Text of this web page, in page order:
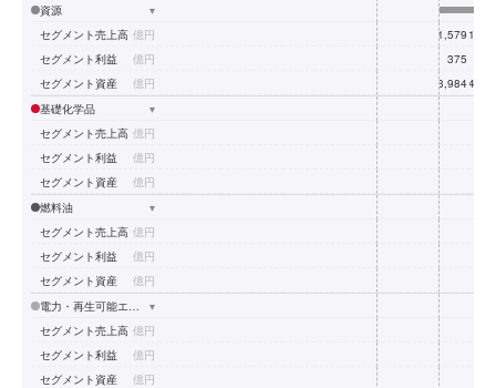
資源
▾
セグメント売上高 億円 1,579
セグメント利益
億円 375
セグメント資産
億円 3,984
基礎化学品
▾
セグメント売上高 億円
セグメント利益
億円
セグメント資産
億円
燃料油
▾
セグメント売上高 億円
セグメント利益
億円
セグメント資産
億円
▾
セグメント売上高 億円
セグメント利益
億円
セグメント資産
億円